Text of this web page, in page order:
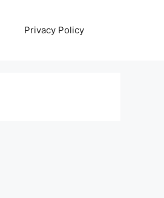
Privacy Policy